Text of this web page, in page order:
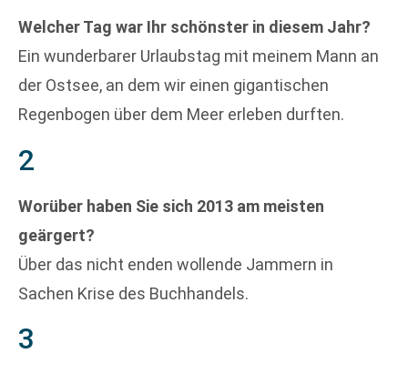
Welcher Tag war Ihr schönster in diesem Jahr?
Ein wunderbarer Urlaubstag mit meinem Mann an
der Ostsee, an dem wir einen gigantischen
Regenbogen über dem Meer erleben durften.
2
Worüber haben Sie sich 2013 am meisten
geärgert?
Über das nicht enden wollende Jammern in
Sachen Krise des Buchhandels.
3